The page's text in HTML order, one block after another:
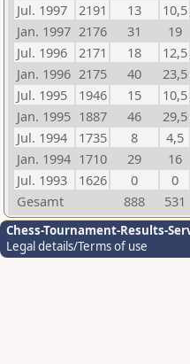
Jul. 1997
2191 13
10,5
Jan. 1997 2176 31
19
Jul. 1996
2171 18
12,5
Jan. 1996 2175 40
23,5
Jul. 1995
1946 15
10,5
Jan. 1995 1887 46
29,5
Jul. 1994
1735 8
4,5
Jan. 1994 1710 29
16
Jul. 1993
1626 0
0
Gesamt
888 531
Chess-Tournament-Results-
Legal details/Terms of use